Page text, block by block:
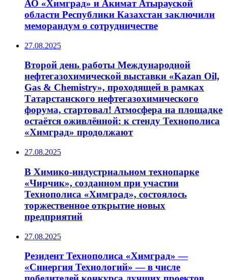
АО «Химград» и Акимат Атырауской
области Республики Казахстан заключили
меморандум о сотрудничестве
27.08.2025
Второй день работы Международной
нефтегазохимической выставки «Kazan Oil,
Gas & Chemistry», проходящей в рамках
Татарстанского нефтегазохимического
форума, стартовал! Атмосфера на площадке
остаётся оживлённой: к стенду Технополиса
«Химград» продолжают
27.08.2025
В Химико-индустриальном технопарке
«Чирчик», созданном при участии
Технополиса «Химград», состоялось
торжественное открытие новых
предприятий
27.08.2025
Резидент Технополиса «Химград» —
«Синергия Технологий» — в числе